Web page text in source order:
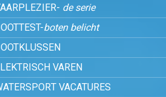
de serie
boten belicht
VAREN
VACATURES